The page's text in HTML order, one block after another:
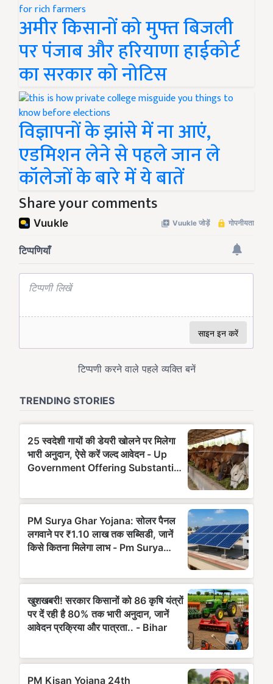
अमीर किसानों को मुफ्त बिजली
पर पंजाब और हरियाणा हाईकोर्ट
का सरकार को नोटिस
विज्ञापनों के झांसे में ना आएं,
एडमिशन लेने से पहले जान ले
कॉलेजों के बारे में ये बातें
Share your comments